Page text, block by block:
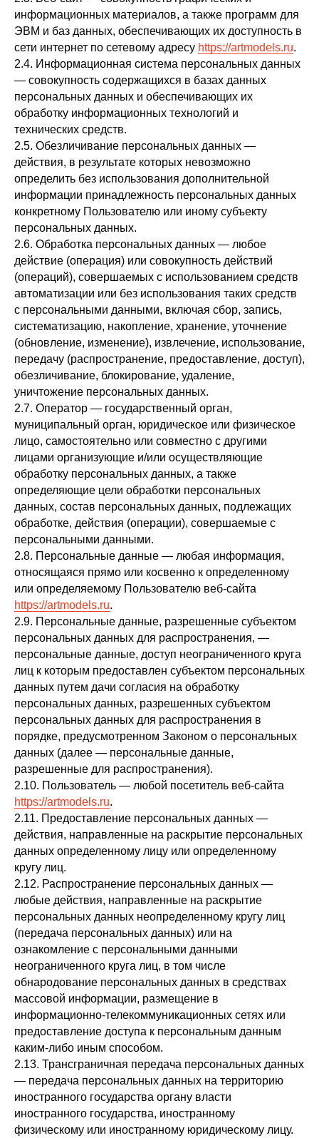
информационных материалов, а также программ для
ЭВМ и баз данных, обеспечивающих их доступность в
сети интернет по сетевому адресу https://artmodels.ru.
2.4. Информационная система персональных данных
— совокупность содержащихся в базах данных
персональных данных и обеспечивающих их
обработку информационных технологий и
технических средств.
2.5. Обезличивание персональных данных —
действия, в результате которых невозможно
определить без использования дополнительной
информации принадлежность персональных данных
конкретному Пользователю или иному субъекту
персональных данных.
2.6. Обработка персональных данных — любое
действие (операция) или совокупность действий
(операций), совершаемых с использованием средств
автоматизации или без использования таких средств
с персональными данными, включая сбор, запись,
систематизацию, накопление, хранение, уточнение
(обновление, изменение), извлечение, использование,
передачу (распространение, предоставление, доступ),
обезличивание, блокирование, удаление,
уничтожение персональных данных.
2.7. Оператор — государственный орган,
муниципальный орган, юридическое или физическое
лицо, самостоятельно или совместно с другими
лицами организующие и/или осуществляющие
обработку персональных данных, а также
определяющие цели обработки персональных
данных, состав персональных данных, подлежащих
обработке, действия (операции), совершаемые с
персональными данными.
2.8. Персональные данные — любая информация,
относящаяся прямо или косвенно к определенному
или определяемому Пользователю веб-сайта
https://artmodels.ru.
2.9. Персональные данные, разрешенные субъектом
персональных данных для распространения, —
персональные данные, доступ неограниченного круга
лиц к которым предоставлен субъектом персональных
данных путем дачи согласия на обработку
персональных данных, разрешенных субъектом
персональных данных для распространения в
порядке, предусмотренном Законом о персональных
данных (далее — персональные данные,
разрешенные для распространения).
2.10. Пользователь — любой посетитель веб-сайта
https://artmodels.ru.
2.11. Предоставление персональных данных —
действия, направленные на раскрытие персональных
данных определенному лицу или определенному
кругу лиц.
2.12. Распространение персональных данных —
любые действия, направленные на раскрытие
персональных данных неопределенному кругу лиц
(передача персональных данных) или на
ознакомление с персональными данными
неограниченного круга лиц, в том числе
обнародование персональных данных в средствах
массовой информации, размещение в
информационно-телекоммуникационных сетях или
предоставление доступа к персональным данным
каким-либо иным способом.
2.13. Трансграничная передача персональных данных
— передача персональных данных на территорию
иностранного государства органу власти
иностранного государства, иностранному
физическому или иностранному юридическому лицу.